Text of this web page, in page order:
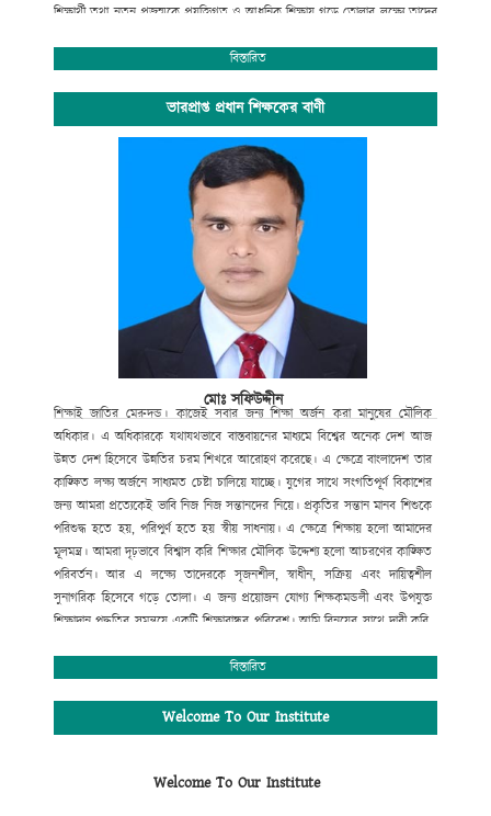
শিক্ষার্থী তথা নতুন প্রজন্মকে প্রযুক্তিগত ও আধুনিক শিক্ষায় গড়ে তোলার লক্ষ্যে তাদের
অপ্রতিরোধ্য অগ্রযাত্রায় এগিয়ে যাচ্ছে বাংলাদেশের শিক্ষা ব্যবস্থা। বিদ্যালয়ে গতানুগতিক
শিক্ষার্থীদের উৎসাহ প্রদানেও উক্ত শিক্ষাপ্রতিষ্ঠান বদ্ধপরিকর।
সাংস্কৃতিক বিকাশ, প্রগতিশীল চিন্তা, শৃঙ্খলা, নিরাপত্তা ও নিরবচ্ছিন্ন শান্তির মূল্যবোধকে
ধারণ করে আমাদের এই স্বাপ্নিক যাত্রায় সকল শিক্ষক, শিক্ষার্থী, অভিভাবক ও
গুণিজনসহ সংশ্লিষ্ট সকলের ঐকান্তিক সহযোগিতা প্রত্যাশা করছি। এই শিক্ষা প্রতিষ্ঠানের
সর্বাঙ্গীন উন্নতি ও ভবিষ্যৎ পরিকল্পনা রুপায়নে গঠনমূলক সমালোচনাসহ আপনাদের
মূল্যবান পরামর্শ ও সহযোগিতা আমাদের কাম্য।
গোকুলখালী মাধ্যমিক বিদ্যালয়
আলমডাঙ্গা, চুয়াডাঙ্গা।
বিস্তারিত
ভারপ্রাপ্ত প্রধান শিক্ষকের বাণী
মোঃ সফিউদ্দীন
শিক্ষাই জাতির মেরুদন্ড। কাজেই সবার জন্য শিক্ষা অর্জন করা মানুষের মৌলিক
অধিকার। এ অধিকারকে যথাযথভাবে বাস্তবায়নের মাধ্যমে বিশ্বের অনেক দেশ আজ
উন্নত দেশ হিসেবে উন্নতির চরম শিখরে আরোহণ করেছে। এ ক্ষেত্রে বাংলাদেশ তার
কাঙ্ক্ষিত লক্ষ্য অর্জনে সাধ্যমত চেষ্টা চালিয়ে যাচ্ছে। যুগের সাথে সংগতিপূর্ণ বিকাশের
জন্য আমরা প্রত্যেকেই ভাবি নিজ নিজ সন্তানদের নিয়ে। প্রকৃতির সন্তান মানব শিশুকে
পরিশুদ্ধ হতে হয়, পরিপুর্ণ হতে হয় স্বীয় সাধনায়। এ ক্ষেত্রে শিক্ষায় হলো আমাদের
মূলমন্ত্র। আমরা দৃঢ়ভাবে বিশ্বাস করি শিক্ষার মৌলিক উদ্দেশ্য হলো আচরণের কাঙ্ক্ষিত
পরিবর্তন। আর এ লক্ষ্যে তাদেরকে সৃজনশীল,স্বাধীন,সক্রিয় এবং দায়িত্বশীল
সুনাগরিক হিসেবে গড়ে তোলা। এ জন্য প্রয়োজন যোগ্য শিক্ষকমন্ডলী এবং উপযুক্ত
শিক্ষাদান পদ্ধতির সমন্বয়ে একটি শিক্ষাবান্ধব পরিবেশ। আমি বিনয়ের সাথে দাবী করি,
প্রতিষ্ঠানটিতে
প্রধান শিক্ষক (ভারপ্রাপ্ত)
বিস্তারিত
Welcome To Our Institute
Welcome To Our Institute